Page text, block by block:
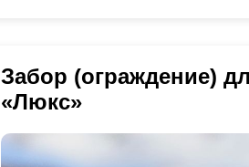
Забор (ограждение)
«Люкс»